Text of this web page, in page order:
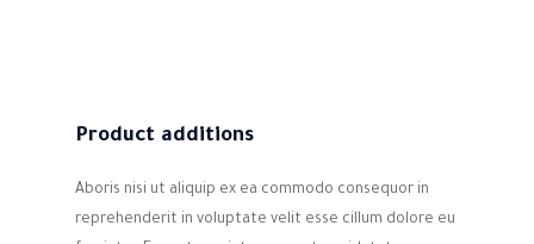
Product additions
Aboris nisi ut aliquip ex ea commodo consequor in
reprehenderit in voluptate velit esse cillum dolore eu